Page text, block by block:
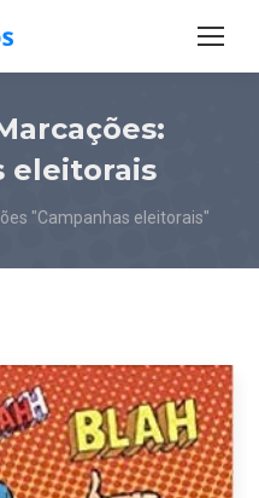
eleitorais
"Campanhas eleitorais"